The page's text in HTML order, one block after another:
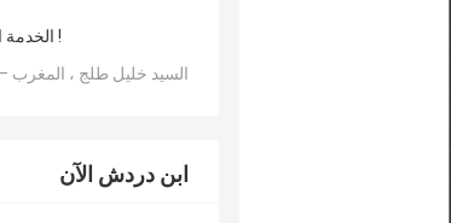
الخدمة الجيدة وسرعة التسليم !
—— السيد خليل طلج ، المغرب
ابن دردش الآن